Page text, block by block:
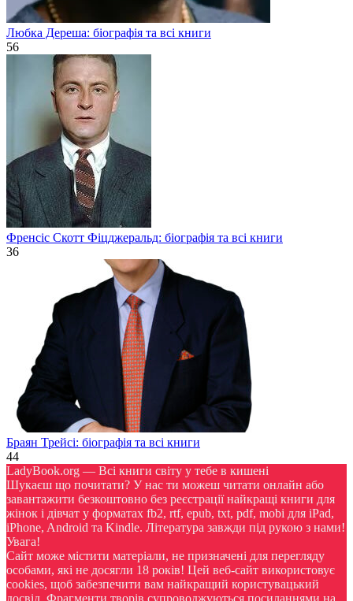
Любка Дереша: біографія та всі книги
56
Френсіс Скотт Фіцджеральд: біографія та всі книги
36
Браян Трейсі: біографія та всі книги
44
LadyBook.org — Всі книги світу у тебе в кишені
Шукаєш що почитати? У нас ти можеш читати онлайн або
завантажити безкоштовно без реєстрації найкращі книги для
жінок і дівчат у форматах fb2, rtf, epub, txt, pdf, mobi для iPad,
iPhone, Android та Kindle. Література завжди під рукою з нами!
Увага!
Сайт може містити матеріали, не призначені для перегляду
особами, які не досягли 18 років! Цей веб-сайт використовує
cookies, щоб забезпечити вам найкращий користувацький